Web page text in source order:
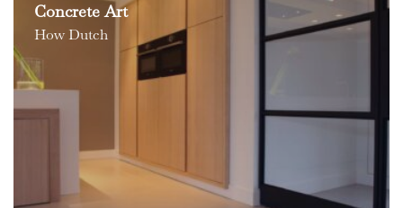
Concrete Art
How Dutch